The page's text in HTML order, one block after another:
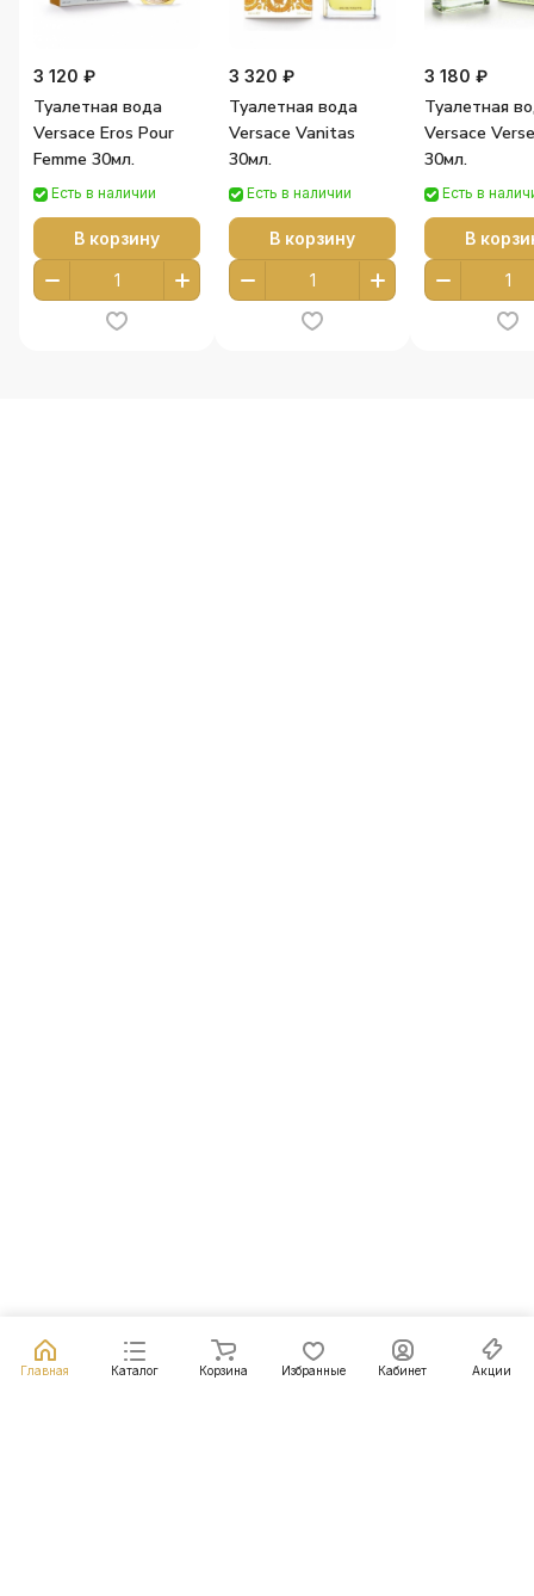
3 120 ₽
Туалетная вода
Versace Eros Pour
Femme 30мл.
Есть в наличии
В корзину
3 320 ₽
Туалетная вода
Versace Vanitas
30мл.
Есть в наличии
В корзину
3 180 ₽
Туалетная
Versace
30мл.
Есть в
В
Главная Каталог Корзина Избранные Кабинет Акции